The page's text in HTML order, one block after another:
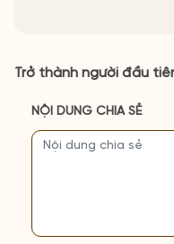
Trở thành người đầu
NỘI DUNG CHIA SẺ